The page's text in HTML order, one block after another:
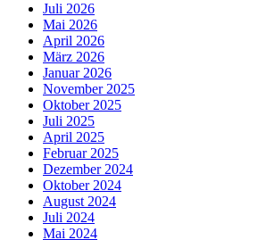
Juli 2026
Mai 2026
April 2026
März 2026
Januar 2026
November 2025
Oktober 2025
Juli 2025
April 2025
Februar 2025
Dezember 2024
Oktober 2024
August 2024
Juli 2024
Mai 2024